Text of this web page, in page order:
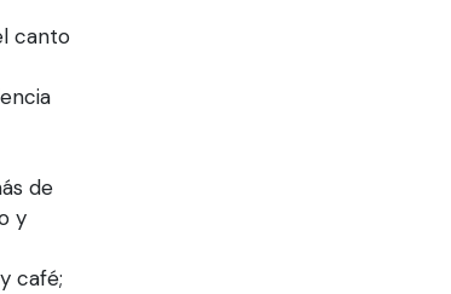
canto
de
y
café;